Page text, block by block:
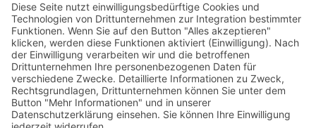
Unternehmen
Service
Media
© 2026 - Camaro Erich Roiser GmbH